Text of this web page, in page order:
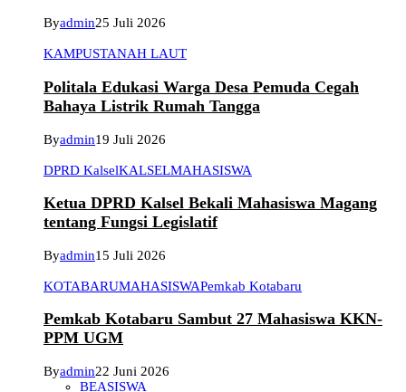
Byadmin25 Juli 2026
KAMPUSTANAH LAUT
Politala Edukasi Warga Desa Pemuda Cegah
Bahaya Listrik Rumah Tangga
Byadmin19 Juli 2026
DPRD KalselKALSELMAHASISWA
Ketua DPRD Kalsel Bekali Mahasiswa Magang
tentang Fungsi Legislatif
Byadmin15 Juli 2026
KOTABARUMAHASISWAPemkab Kotabaru
Pemkab Kotabaru Sambut 27 Mahasiswa KKN-
PPM UGM
Byadmin22 Juni 2026
BEASISWA